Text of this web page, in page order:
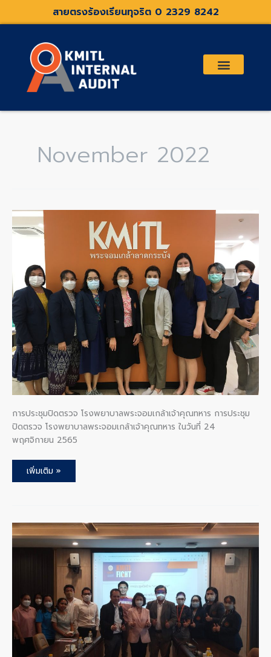
สายตรงร้องเรียนทุจริต 0 2329 8242
November 2022
การประชุมปิดตรวจ โรงพยาบาลพระจอมเกล้าเจ้าคุณทหาร การประชุม
ปิดตรวจ โรงพยาบาลพระจอมเกล้าเจ้าคุณทหาร ในวันที่ 24
พฤศจิกายน 2565
การ
ประชุม
ปิด
ตรวจ
พระจอมเกล้า
เจ้า
คุณ
ทหาร
เพิ่มเติม »
การ
ประชุม
เปิด
บ้าน